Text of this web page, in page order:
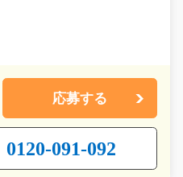
応募する
0120-091-092